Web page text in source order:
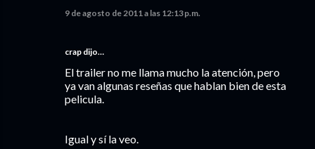
9 de agosto de 2011 a las 12:13 p.m.
crap dijo…
El trailer no me llama mucho la atención, pero
ya van algunas reseñas que hablan bien de esta
pelicula.
Igual y sí la veo.